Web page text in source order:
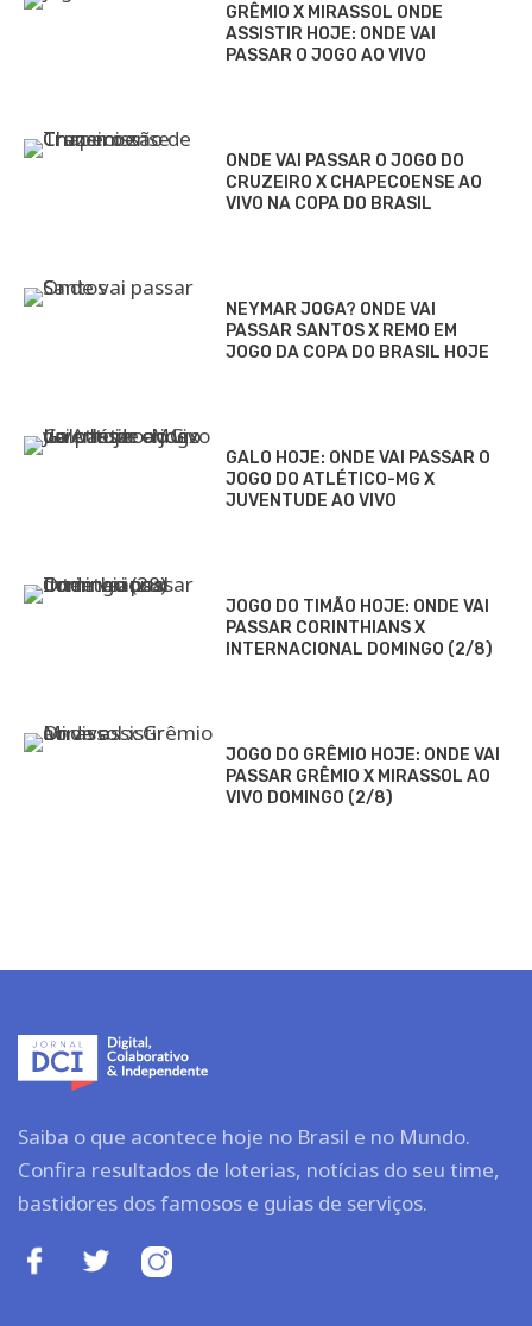
GRÊMIO X MIRASSOL ONDE
ASSISTIR HOJE: ONDE VAI
PASSAR O JOGO AO VIVO
ONDE VAI PASSAR O JOGO DO
CRUZEIRO X CHAPECOENSE AO
VIVO NA COPA DO BRASIL
NEYMAR JOGA? ONDE VAI
PASSAR SANTOS X REMO EM
JOGO DA COPA DO BRASIL HOJE
GALO HOJE: ONDE VAI PASSAR O
JOGO DO ATLÉTICO-MG X
JUVENTUDE AO VIVO
JOGO DO TIMÃO HOJE: ONDE VAI
PASSAR CORINTHIANS X
INTERNACIONAL DOMINGO (2/8)
JOGO DO GRÊMIO HOJE: ONDE VAI
PASSAR GRÊMIO X MIRASSOL AO
VIVO DOMINGO (2/8)
Saiba o que acontece hoje no Brasil e no Mundo.
Confira resultados de loterias, notícias do seu time,
bastidores dos famosos e guias de serviços.